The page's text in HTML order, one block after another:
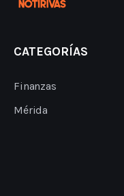
CATEGORÍAS
Finanzas
Mérida